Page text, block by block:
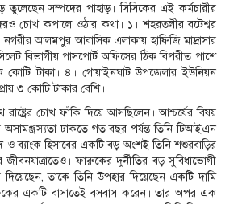
তুলেছেন সম্পদের পাহাড়। সিসিকের এই কর্মচারীর
চোখ কপালে ওঠার কথা। ১। শহরতলীর বটেশ্বর
আলমপুর আবাসিক এলাকায় হাফিজি মাদ্রাসার
বিভাগীয় পাসপোর্ট অফিসের ঠিক বিপরীত পাশে
কোটি টাকা। ৪। গোয়াইনঘাট উপজেলার ইউনিয়ন
৩ কোটি টাকার বেশি।
চোখ ফাঁকি দিয়ে আসছিলেন। আশ্চর্যের বিষয়
ঢাকতে গত বছর পর্যন্ত তিনি টিআইএন
ব্যাংক হিসাবের একটি বড় অংশই তিনি শশুরবাড়ির
ফারুকের দুর্নীতির বড় সুবিধাভোগী
তাকে তিনি উপহার দিয়েছেন একটি দামি
একটি বাসাতেই বসবাস করেন। তার অপর এক